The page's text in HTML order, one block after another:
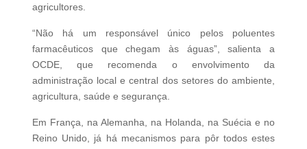
agricultores.
“Não há um responsável único pelos poluentes
farmacêuticos que chegam às águas”, salienta a
OCDE, que recomenda o envolvimento da
administração local e central dos setores do ambiente,
agricultura, saúde e segurança.
Em França, na Alemanha, na Holanda, na Suécia e no
Reino Unido, já há mecanismos para pôr todos estes